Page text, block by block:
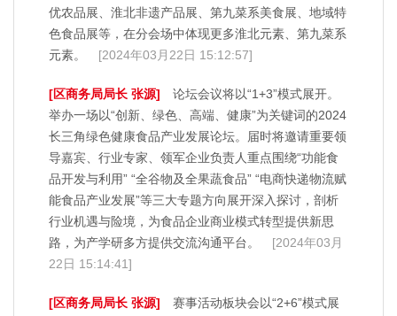
优农品展、淮北非遗产品展、第九菜系美食展、地域特
色食品展等，在分会场中体现更多淮北元素、第九菜系
元素。
[2024年03月22日 15:12:57]
[区商务局局长 张源]
论坛会议将以“1+3”模式展开。
举办一场以“创新、绿色、高端、健康”为关键词的2024
长三角绿色健康食品产业发展论坛。届时将邀请重要领
导嘉宾、行业专家、领军企业负责人重点围绕“功能食
品开发与利用” “全谷物及全果蔬食品” “电商快递物流赋
能食品产业发展”等三大专题方向展开深入探讨，剖析
行业机遇与险境，为食品企业商业模式转型提供新思
路，为产学研多方提供交流沟通平台。
[2024年03月
22日 15:14:41]
[区商务局局长 张源]
赛事活动板块会以“2+6”模式展